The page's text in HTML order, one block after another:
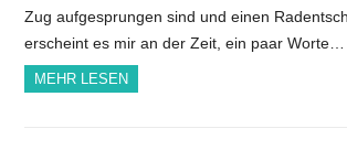
Zug aufgesprungen sind und einen
erscheint es mir an der Zeit, ein paar Worte…
MEHR LESEN